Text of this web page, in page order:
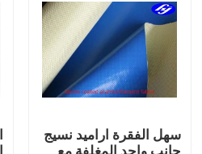
سهل الفقرة اراميد نسيج